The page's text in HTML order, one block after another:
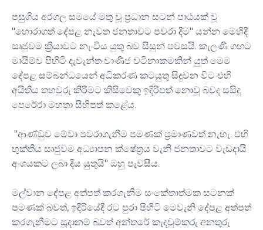
පසුගිය අරගල සමයේ මතු වූ ප්‍රධාන සටන් පාඨයක් වූ
"හොරාගත් දේපළ නැවත ජනතාවට පවරා දීම" යන්න මෙහිදී
සෘජුවම ක්‍රියාවට නැංවිය යුතු බව සිසුන් පවසයි. කැලණි ගඟට
මායිම්ව පිහිටි දැවැන්ත වාණිජ වටිනාකමකින් යුත් මෙම
දේපළ සම්බන්ධයෙන් අධිකරණ කටයුතු සිදුවන විට එහි
අයිතිය තහවුරු කිරීමට කිසිවෙකු ඉදිරිපත් නොවූ බවද සසිදු
පෙරේරා මහතා සිහිපත් කළේය.
"ආණ්ඩුව මේවා පවරාගැනීම පමණක් ප්‍රමාණවත් නැහැ. එහි
භුක්තිය සෘජුවම අධ්‍යාපන ක්ෂේත්‍රය වැනි ජනතාවට වැඩදායී
අංශයකට ලබා දිය යුතුයි" ඔහු පැවසීය.
මල්වාන දේපළ අත්පත් කරගැනීම සංකේතාත්මක සටනක්
පමණක් බවත්, ඉදිරියේදී රට පුරා පිහිටි මෙවැනි දේපළ අත්පත්
කරගැනීමට සූදානම් බවත් අන්තරේ කැඳවුම්කරු අනතුරු